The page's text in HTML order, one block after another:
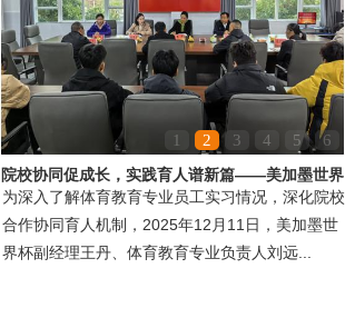
1 2 3 4 5
6
院校协同促成长，实践育人谱新篇——美加墨世界
杯领导赴嘉鱼县第...
为深入了解体育教育专业员工实习情况，深化院校
合作协同育人机制，2025年12月11日，美加墨世
界杯副经理王丹、体育教育专业负责人刘远...